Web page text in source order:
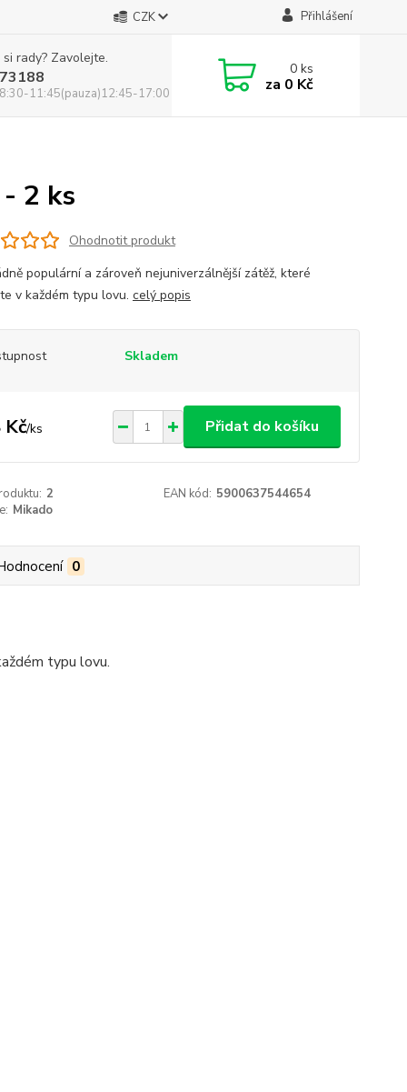
CZK Přihlášení
rady? Zavolejte.
11:45(pauza)12:45-17:00
0ks
za 0 Kč
2 ks
Ohodnotit produkt
populární a zároveň nejuniverzálnější zátěž, které
v každém typu lovu. celý popis
Skladem
Kč/ks Přidat do košíku
2 EAN kód: 5900637544654
Mikado
0
typu lovu.